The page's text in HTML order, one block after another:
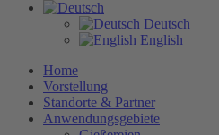
Deutsch
English
Home
Vorstellung
Standorte & Partner
Anwendungsgebiete